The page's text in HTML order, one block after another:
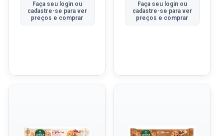
Faça seu login ou
cadastre-se para ver
preços e comprar
Faça seu login ou
cadastre-se para ver
preços e comprar